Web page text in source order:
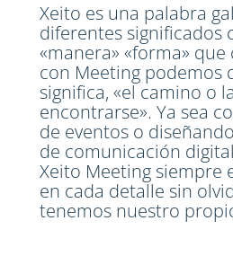
Xeito es una palabra
diferentes significados
«manera» «forma»
con Meeting podemos
significa, «el camino o
encontrarse». Ya sea
de eventos o
de comunicación
Xeito Meeting siempre
en cada detalle sin
tenemos nuestro